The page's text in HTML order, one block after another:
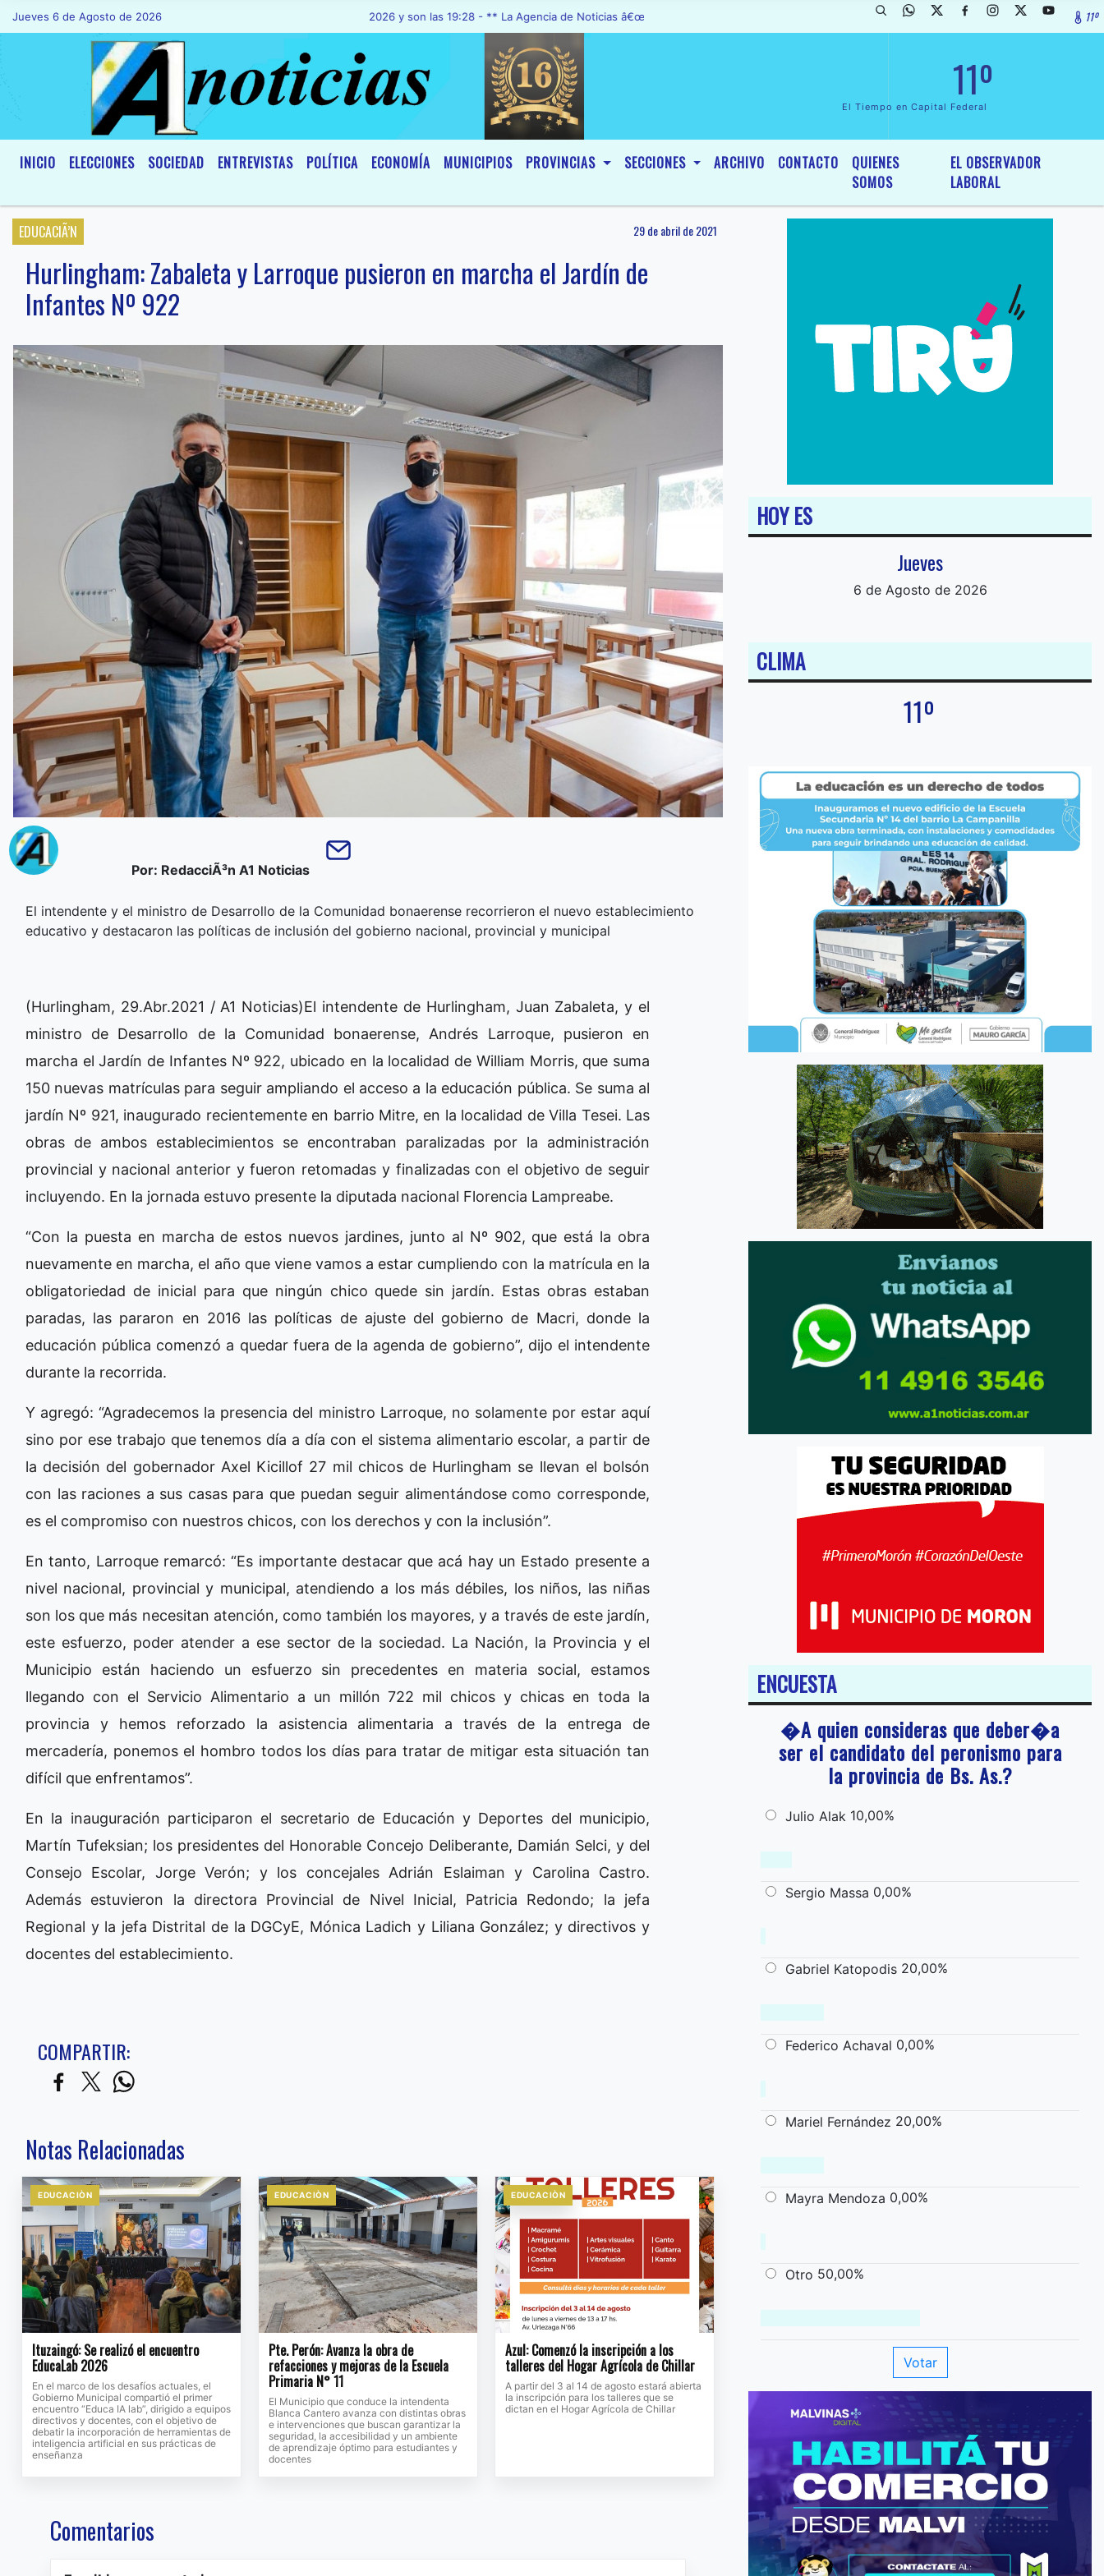
Jueves 6 de Agosto de 2026Hoy es Jueves 6 de Agosto de 2026 y son las 19:28 - ** La Agencia de Noticias â€œA1 Noticiasâ€, fue declarada de InterÃ©s General y Legislativo, por Ordenanza NÂº 6236/19 del 11º
11º
El Tiempo en Capital Federal
INICIO ELECCIONES SOCIEDAD ENTREVISTAS POLÍTICA ECONOMÍA MUNICIPIOS PROVINCIAS SECCIONES ARCHIVO CONTACTO
QUIENES
SOMOS
EL OBSERVADOR
LABORAL
EDUCACIÃ’N 29 de abril de 2021
Hurlingham: Zabaleta y Larroque pusieron en marcha el Jardín de
Infantes Nº 922
Por: RedacciÃ³n A1 Noticias
El intendente y el ministro de Desarrollo de la Comunidad bonaerense recorrieron el nuevo establecimiento
educativo y destacaron las políticas de inclusión del gobierno nacional, provincial y municipal
(Hurlingham, 29.Abr.2021 / A1 Noticias)El intendente de Hurlingham, Juan Zabaleta, y el
ministro de Desarrollo de la Comunidad bonaerense, Andrés Larroque, pusieron en
marcha el Jardín de Infantes Nº 922, ubicado en la localidad de William Morris, que suma
150 nuevas matrículas para seguir ampliando el acceso a la educación pública. Se suma al
jardín Nº 921, inaugurado recientemente en barrio Mitre, en la localidad de Villa Tesei. Las
obras de ambos establecimientos se encontraban paralizadas por la administración
provincial y nacional anterior y fueron retomadas y finalizadas con el objetivo de seguir
incluyendo. En la jornada estuvo presente la diputada nacional Florencia Lampreabe.
“Con la puesta en marcha de estos nuevos jardines, junto al Nº 902, que está la obra
nuevamente en marcha, el año que viene vamos a estar cumpliendo con la matrícula en la
obligatoriedad de inicial para que ningún chico quede sin jardín. Estas obras estaban
paradas, las pararon en 2016 las políticas de ajuste del gobierno de Macri, donde la
educación pública comenzó a quedar fuera de la agenda de gobierno”, dijo el intendente
durante la recorrida.
Y agregó: “Agradecemos la presencia del ministro Larroque, no solamente por estar aquí
sino por ese trabajo que tenemos día a día con el sistema alimentario escolar, a partir de
la decisión del gobernador Axel Kicillof 27 mil chicos de Hurlingham se llevan el bolsón
con las raciones a sus casas para que puedan seguir alimentándose como corresponde,
es el compromiso con nuestros chicos, con los derechos y con la inclusión”.
En tanto, Larroque remarcó: “Es importante destacar que acá hay un Estado presente a
nivel nacional, provincial y municipal, atendiendo a los más débiles, los niños, las niñas
son los que más necesitan atención, como también los mayores, y a través de este jardín,
este esfuerzo, poder atender a ese sector de la sociedad. La Nación, la Provincia y el
Municipio están haciendo un esfuerzo sin precedentes en materia social, estamos
llegando con el Servicio Alimentario a un millón 722 mil chicos y chicas en toda la
provincia y hemos reforzado la asistencia alimentaria a través de la entrega de
mercadería, ponemos el hombro todos los días para tratar de mitigar esta situación tan
difícil que enfrentamos”.
En la inauguración participaron el secretario de Educación y Deportes del municipio,
Martín Tufeksian; los presidentes del Honorable Concejo Deliberante, Damián Selci, y del
Consejo Escolar, Jorge Verón; y los concejales Adrián Eslaiman y Carolina Castro.
Además estuvieron la directora Provincial de Nivel Inicial, Patricia Redondo; la jefa
Regional y la jefa Distrital de la DGCyE, Mónica Ladich y Liliana González; y directivos y
docentes del establecimiento.
COMPARTIR:
Notas Relacionadas
EDUCACIÒN
Ituzaingó: Se realizó el encuentro
EducaLab 2026
En el marco de los desafíos actuales, el
Gobierno Municipal compartió el primer
encuentro “Educa IA lab”, dirigido a equipos
directivos y docentes, con el objetivo de
debatir la incorporación de herramientas de
inteligencia artificial en sus prácticas de
enseñanza
EDUCACIÒN
Pte. Perón: Avanza la obra de
refacciones y mejoras de la Escuela
Primaria N° 11
El Municipio que conduce la intendenta
Blanca Cantero avanza con distintas obras
e intervenciones que buscan garantizar la
seguridad, la accesibilidad y un ambiente
de aprendizaje óptimo para estudiantes y
docentes
EDUCACIÒN
Azul: Comenzó la inscripción a los
talleres del Hogar Agrícola de Chillar
A partir del 3 al 14 de agosto estará abierta
la inscripción para los talleres que se
dictan en el Hogar Agrícola de Chillar
Comentarios
HOY ES
Jueves
6 de Agosto de 2026
CLIMA
11º
ENCUESTA
�A quien consideras que deber�a
ser el candidato del peronismo para
la provincia de Bs. As.?
Julio Alak 10,00%
Sergio Massa 0,00%
Gabriel Katopodis 20,00%
Federico Achaval 0,00%
Mariel Fernández 20,00%
Mayra Mendoza 0,00%
Otro 50,00%